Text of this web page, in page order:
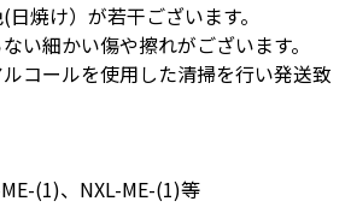
焼け）が若干ございます。
い細かい傷や擦れがございます。
コールを使用した清掃を行い発送致
(1)、NXL-ME-(1)等